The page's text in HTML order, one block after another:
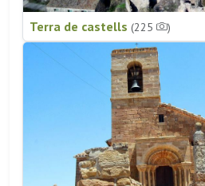
Terra de castells (225 )